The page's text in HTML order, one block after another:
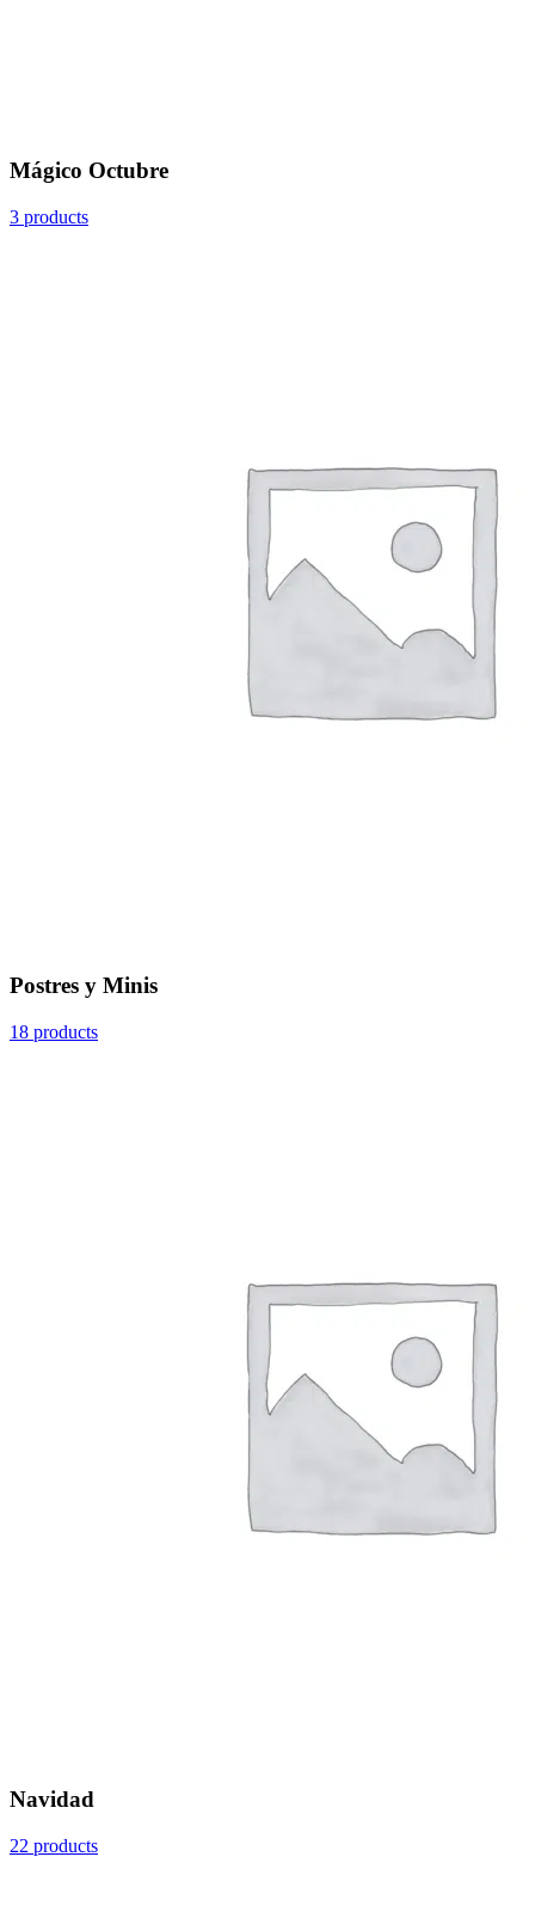
Mágico Octubre
3 products
Postres y Minis
18 products
Navidad
22 products